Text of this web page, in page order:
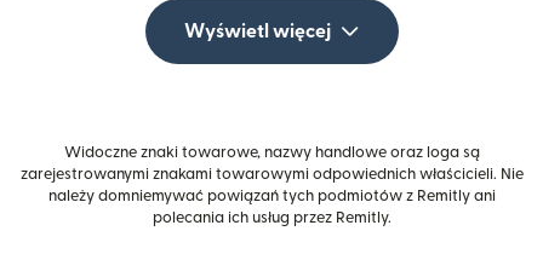
Wyświetl więcej
Widoczne znaki towarowe, nazwy handlowe oraz loga są
zarejestrowanymi znakami towarowymi odpowiednich właścicieli. Nie
należy domniemywać powiązań tych podmiotów z Remitly ani
polecania ich usług przez Remitly.